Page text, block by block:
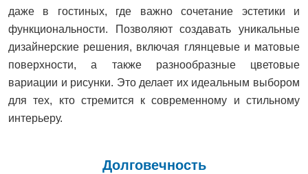
даже в гостиных, где важно сочетание эстетики и
функциональности. Позволяют создавать уникальные
дизайнерские решения, включая глянцевые и матовые
поверхности, а также разнообразные цветовые
вариации и рисунки. Это делает их идеальным выбором
для тех, кто стремится к современному и стильному
интерьеру.
Долговечность